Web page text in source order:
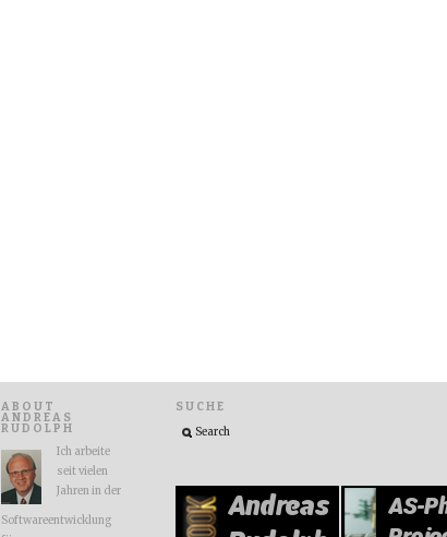
ABOUT
ANDREAS
RUDOLPH
Ich arbeite
seit vielen
Jahren in der
Softwareentwicklung
SUCHE